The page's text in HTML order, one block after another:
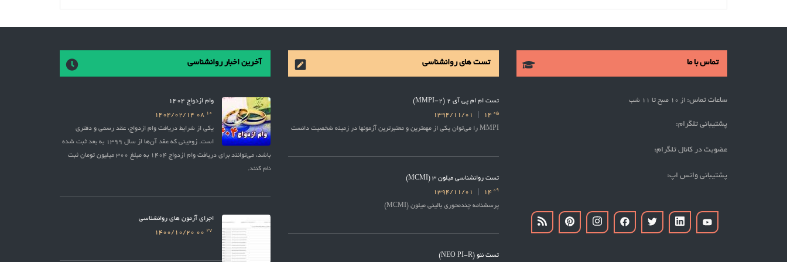
تماس با ما
ساعات تماس: از 10 صبح تا 11 شب
پشتیبانی تلگرام:
عضویت در کانال تلگرام:
پشتیبانی واتس اپ:
تست های روانشناسی
تست ام ام پی آی 2 (MMPI-2)
05
14
1394/11/01
MMPI را می‌توان یکی از مهمترین و معتبرترین آزمونها در زمینه شخصیت دانست
تست روانشناسی میلون 3 (MCMI)
09
14
1394/11/01
پرسشنامه چندمحوری بالینی میلون (MCMI)
تست نئو (NEO PI-R)
آخرین اخبار روانشناسی
وام ازدواج 1404
10
1404/02/14
یکی از شرایط دریافت وام ازدواج، عقد رسمی و دفتری
است. زوجینی که عقد آن‌ها از سال 1399 به بعد ثبت شده
باشد، می‌توانند برای دریافت وام ازدواج 1404 به مبلغ 300 میلیون تومان ثبت
نام کنند.
اجرای آزمون های روانشناسی
27
1400/10/20